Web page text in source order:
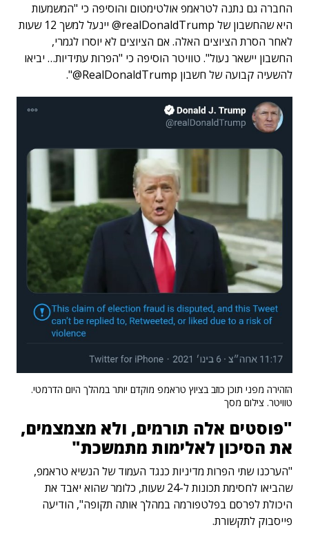
החברה גם נתנה לטראמפ אולטימטום והוסיפה כי "המשמעות
היא שהחשבון של realDonaldTrump@ יינעל למשך 12 שעות
לאחר הסרת הציוצים האלה. אם הציוצים לא יוסרו לגמרי,
החשבון יישאר נעול". טוויטר הוסיפה כי "הפרות עתידיות… יביאו
להשעיה קבועה של חשבון RealDonaldTrump@".
הזהירה מפני תוכן כוזב בציוץ טראמפ מוקדם יותר במהלך היום הדרמטי.
טוויטר. צילום מסך
"פוסטים אלה תורמים, ולא מצמצמים,
את הסיכון לאלימות מתמשכת"
"הערכנו שתי הפרות מדיניות כנגד העמוד של הנשיא טראמפ,
שהביאו לחסימת תכונות ל-24 שעות, כלומר שהוא יאבד את
היכולת לפרסם בפלטפורמה במהלך אותה תקופה", הודיעה
פייסבוק לתקשורת.